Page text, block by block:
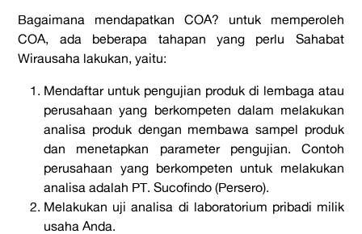
Bagaimana mendapatkan COA? untuk memperoleh
COA, ada beberapa tahapan yang perlu Sahabat
Wirausaha lakukan, yaitu:
Mendaftar untuk pengujian produk di lembaga atau
perusahaan yang berkompeten dalam melakukan
analisa produk dengan membawa sampel produk
dan menetapkan parameter pengujian. Contoh
perusahaan yang berkompeten untuk melakukan
analisa adalah PT. Sucofindo (Persero).
Melakukan uji analisa di laboratorium pribadi milik
usaha Anda.